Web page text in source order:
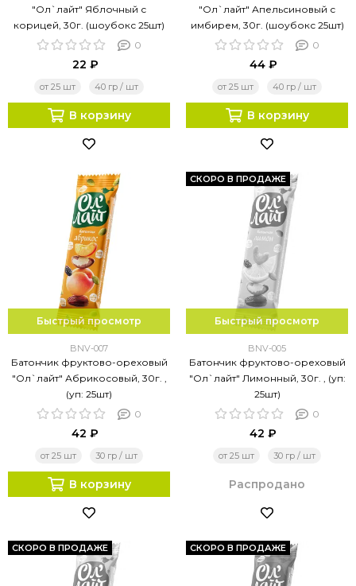
"Ол`лайт" Яблочный с
корицей, 30г. (шоубокс 25шт)
0
22 ₽
от 25 шт 40 гр / шт
В корзину
"Ол`лайт" Апельсиновый с
имбирем, 30г. (шоубокс 25шт)
0
44 ₽
от 25 шт 40 гр / шт
В корзину
Быстрый просмотр
BNV-007
Батончик фруктово-ореховый
"Ол`лайт" Абрикосовый, 30г. ,
(уп: 25шт)
0
42 ₽
от 25 шт 30 гр / шт
В корзину
СКОРО В ПРОДАЖЕ
Быстрый просмотр
BNV-005
Батончик фруктово-ореховый
"Ол`лайт" Лимонный, 30г. , (уп:
25шт)
0
42 ₽
от 25 шт 30 гр / шт
Распродано
СКОРО В ПРОДАЖЕ СКОРО В ПРОДАЖЕ